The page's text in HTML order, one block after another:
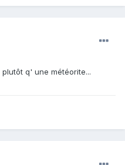
q' une météorite...